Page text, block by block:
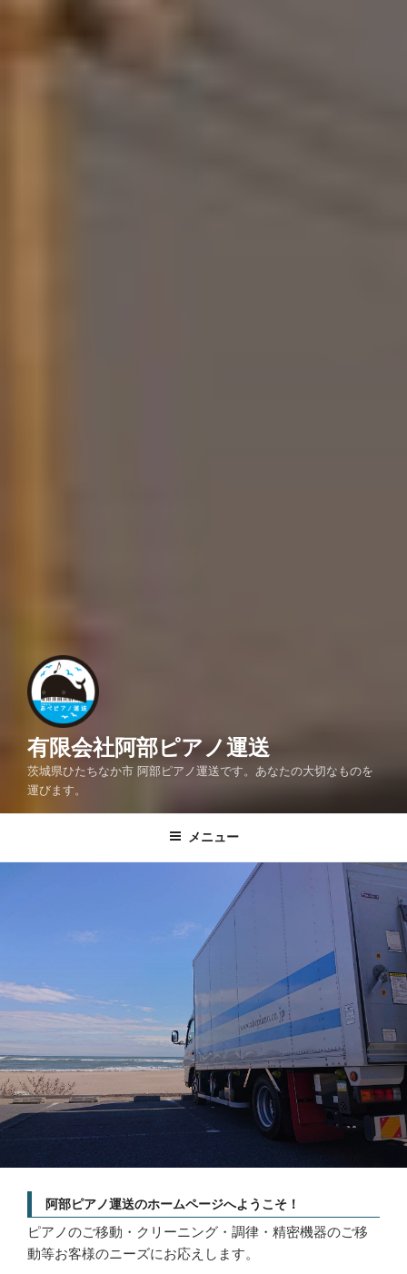
有限会社阿部ピアノ運送
茨城県ひたちなか市 阿部ピアノ運送です。あなたの大切なものを
運びます。
メニュー
阿部ピアノ運送のホームページへようこそ！
ピアノのご移動・クリーニング・調律・精密機器のご移
動等お客様のニーズにお応えします。